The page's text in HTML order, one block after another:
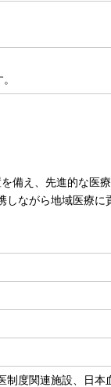
備え、先進的な医療
ながら地域医療に
度関連施設、日